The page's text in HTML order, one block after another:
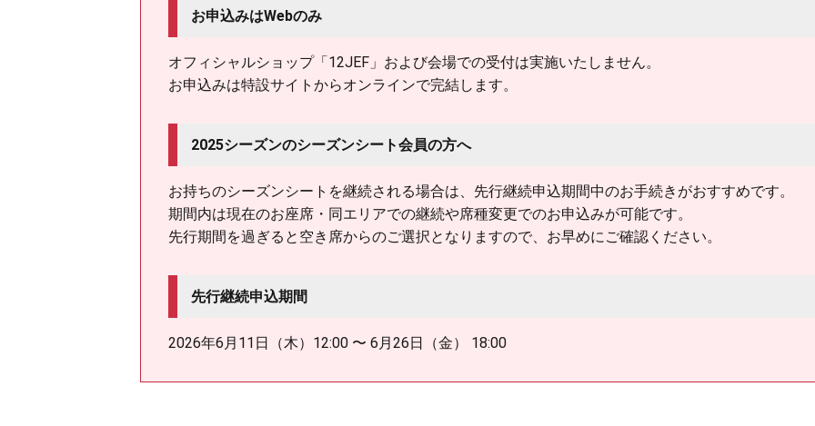
お申込みはWebのみ
オフィシャルショップ「12JEF」および会場での受付は実施いたしません。
お申込みは特設サイトからオンラインで完結します。
2025シーズンのシーズンシート会員の方へ
お持ちのシーズンシートを継続される場合は、先行継続申込期間中のお手続きがおすすめです。
期間内は現在のお座席・同エリアでの継続や席種変更でのお申込みが可能です。
先行期間を過ぎると空き席からのご選択となりますので、お早めにご確認ください。
先行継続申込期間
2026年6月11日（木）12:00 〜 6月26日（金） 18:00